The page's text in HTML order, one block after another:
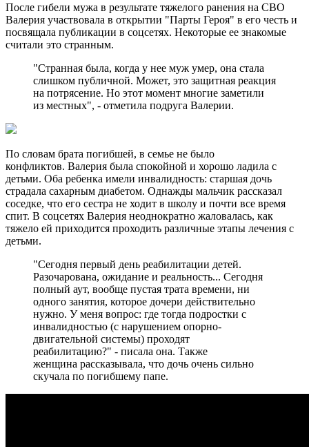
После гибели мужа в результате тяжелого ранения на СВО
Валерия участвовала в открытии "Парты Героя" в его честь и
посвящала публикации в соцсетях. Некоторые ее знакомые
считали это странным.
"Странная была, когда у нее муж умер, она стала
слишком публичной. Может, это защитная реакция
на потрясение. Но этот момент многие заметили
из местных", - отметила подруга Валерии.
По словам брата погибшей, в семье не было
конфликтов. Валерия была спокойной и хорошо ладила с
детьми. Оба ребенка имели инвалидность: старшая дочь
страдала сахарным диабетом. Однажды мальчик рассказал
соседке, что его сестра не ходит в школу и почти все время
спит. В соцсетях Валерия неоднократно жаловалась, как
тяжело ей приходится проходить различные этапы лечения с
детьми.
"Сегодня первый день реабилитации детей.
Разочарована, ожидание и реальность... Сегодня
полный аут, вообще пустая трата времени, ни
одного занятия, которое дочери действительно
нужно. У меня вопрос: где тогда подростки с
инвалидностью (с нарушением опорно-
двигательной системы) проходят
реабилитацию?" - писала она. Также
женщина рассказывала, что дочь очень сильно
скучала по погибшему папе.